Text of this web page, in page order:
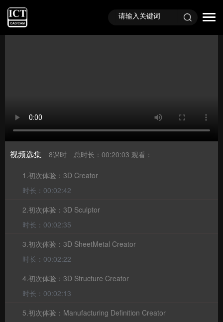
首页
视频选集 8课时 总时长：00:20:03 观看：
1.初次体验：3D Creator
时长：00:02:42
2.初次体验：3D Sculptor
时长：00:02:35
3.初次体验：3D SheetMetal Creator
时长：00:02:22
4.初次体验：3D Structure Creator
时长：00:02:13
5.初次体验：Manufacturing Definition Creator